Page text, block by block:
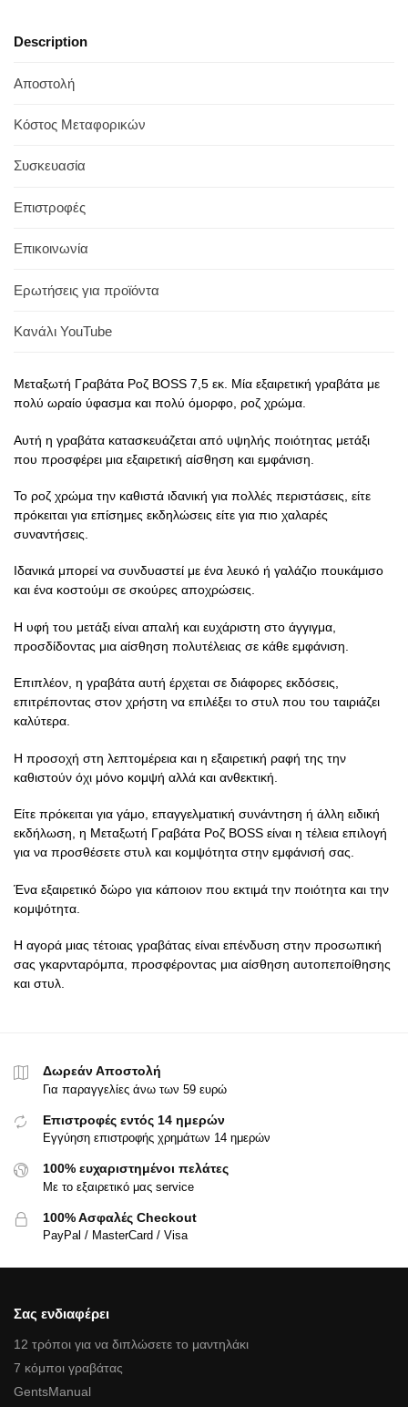
Description
Αποστολή
Κόστος Μεταφορικών
Συσκευασία
Επιστροφές
Επικοινωνία
Ερωτήσεις για προϊόντα
Κανάλι YouTube
Μεταξωτή Γραβάτα Ροζ BOSS 7,5 εκ. Μία εξαιρετική γραβάτα με
πολύ ωραίο ύφασμα και πολύ όμορφο, ροζ χρώμα.
Αυτή η γραβάτα κατασκευάζεται από υψηλής ποιότητας μετάξι
που προσφέρει μια εξαιρετική αίσθηση και εμφάνιση.
Το ροζ χρώμα την καθιστά ιδανική για πολλές περιστάσεις, είτε
πρόκειται για επίσημες εκδηλώσεις είτε για πιο χαλαρές
συναντήσεις.
Ιδανικά μπορεί να συνδυαστεί με ένα λευκό ή γαλάζιο πουκάμισο
και ένα κοστούμι σε σκούρες αποχρώσεις.
Η υφή του μετάξι είναι απαλή και ευχάριστη στο άγγιγμα,
προσδίδοντας μια αίσθηση πολυτέλειας σε κάθε εμφάνιση.
Επιπλέον, η γραβάτα αυτή έρχεται σε διάφορες εκδόσεις,
επιτρέποντας στον χρήστη να επιλέξει το στυλ που του ταιριάζει
καλύτερα.
Η προσοχή στη λεπτομέρεια και η εξαιρετική ραφή της την
καθιστούν όχι μόνο κομψή αλλά και ανθεκτική.
Είτε πρόκειται για γάμο, επαγγελματική συνάντηση ή άλλη ειδική
εκδήλωση, η Μεταξωτή Γραβάτα Ροζ BOSS είναι η τέλεια επιλογή
για να προσθέσετε στυλ και κομψότητα στην εμφάνισή σας.
Ένα εξαιρετικό δώρο για κάποιον που εκτιμά την ποιότητα και την
κομψότητα.
Η αγορά μιας τέτοιας γραβάτας είναι επένδυση στην προσωπική
σας γκαρνταρόμπα, προσφέροντας μια αίσθηση αυτοπεποίθησης
και στυλ.
Δωρεάν Αποστολή
Για παραγγελίες άνω των 59 ευρώ
Επιστροφές εντός 14 ημερών
Εγγύηση επιστροφής χρημάτων 14 ημερών
100% ευχαριστημένοι πελάτες
Με το εξαιρετικό μας service
100% Ασφαλές Checkout
PayPal / MasterCard / Visa
Σας ενδιαφέρει
12 τρόποι για να διπλώσετε το μαντηλάκι
7 κόμποι γραβάτας
GentsManual